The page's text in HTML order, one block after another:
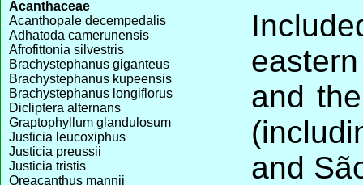
Acanthaceae
Acanthopale decempedalis
Adhatoda camerunensis
Afrofittonia silvestris
Brachystephanus giganteus
Brachystephanus kupeensis
Brachystephanus longiflorus
Dicliptera alternans
Graptophyllum glandulosum
Justicia leucoxiphus
Justicia preussii
Justicia tristis
Oreacanthus mannii
and
and